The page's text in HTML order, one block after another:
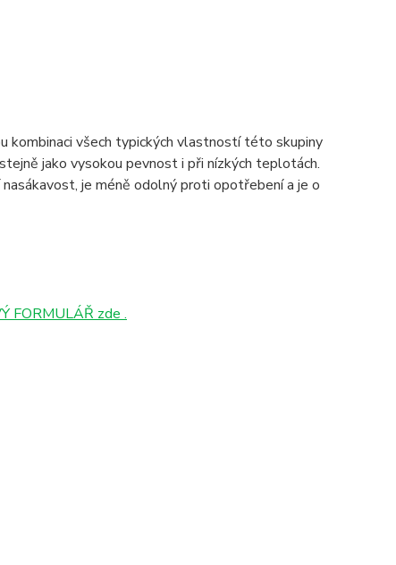
kombinaci všech typických vlastností této skupiny
jako vysokou pevnost i při nízkých teplotách.
je méně odolný proti opotřebení a je o
FORMULÁŘ zde .